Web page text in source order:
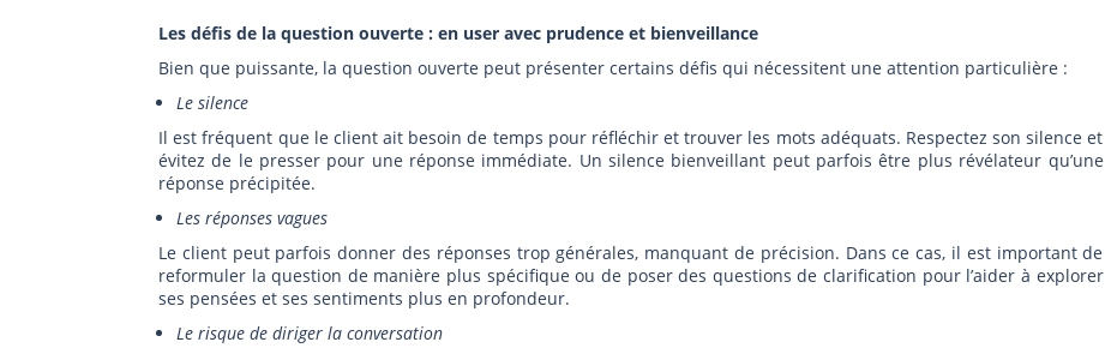
Les défis de la question ouverte : en user avec prudence et bienveillance
Bien que puissante, la question ouverte peut présenter certains défis qui nécessitent une attention particulière :
Le silence
Il est fréquent que le client ait besoin de temps pour réfléchir et trouver les mots adéquats. Respectez son silence et
évitez de le presser pour une réponse immédiate. Un silence bienveillant peut parfois être plus révélateur qu’une
réponse précipitée.
Les réponses vagues
Le client peut parfois donner des réponses trop générales, manquant de précision. Dans ce cas, il est important de
reformuler la question de manière plus spécifique ou de poser des questions de clarification pour l’aider à explorer
ses pensées et ses sentiments plus en profondeur.
Le risque de diriger la conversation